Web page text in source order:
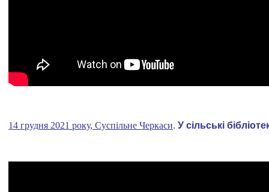
14 грудня 2021 року, Суспільне Черкаси. У сільські